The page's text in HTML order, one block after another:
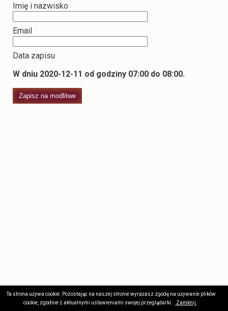
Imię i nazwisko
Email
Data zapisu
W dniu 2020-12-11 od godziny 07:00 do 08:00.
Zapisz na modlitwe
Wszelkie prawa zastrzeżone © 2017. Stworzone przez Kodernia
Ta strona używa cookie. Pozostając na naszej stronie wyrażasz zgodę na używanie plików
cookie, zgodnie z aktualnymi ustawieniami swojej przeglądarki.
Zamknij